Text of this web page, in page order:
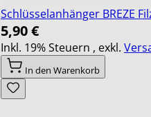
Schlüsselanhänger BREZE
5,90 €
Inkl. 19% Steuern , exkl.
In den Warenkorb